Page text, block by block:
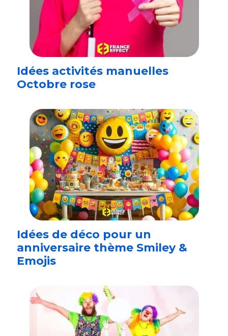
Idées activités manuelles
Octobre rose
Idées de déco pour un
anniversaire thème Smiley &
Emojis